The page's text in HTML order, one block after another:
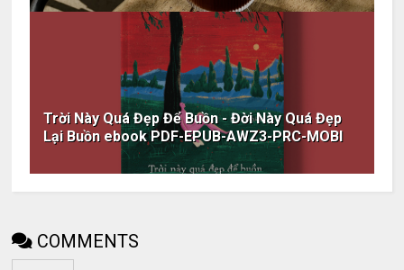
Trời Này Quá Đẹp Để Buồn - Đời Này Quá Đẹp
Lại Buồn ebook PDF-EPUB-AWZ3-PRC-MOBI
COMMENTS